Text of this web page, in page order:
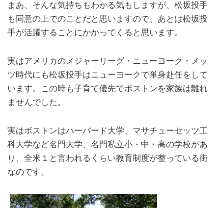
まあ、そんな気持ちもわかる気もしますが、松坂投手
も同意の上でのことだと思いますので、あとは松坂投
手が活躍することにかかってくると思います。
実はアメリカのメジャーリーグ・ニューヨーク・メッ
ツ時代にも松坂投手はニューヨークで単身赴任をして
います。この時も子育て優先でボストンを家族は離れ
ませんでした。
実はボストンはハーバード大学、マサチューセッツ工
科大学など名門大学、名門私立小・中・高の学校があ
り、全米１と言われるくらい教育制度が整っている街
なのです。